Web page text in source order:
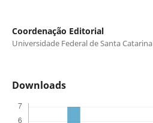
Coordenação Editorial
Universidade Federal de Santa Catarina
Downloads